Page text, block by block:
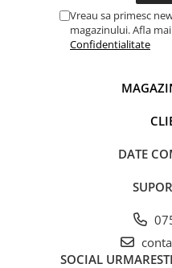
Vreau sa primesc
magazinului. Afla
Confidentialitate
DATE
SOCIAL